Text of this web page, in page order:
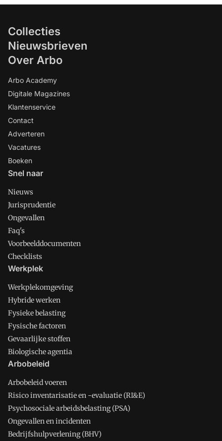
Collecties
Nieuwsbrieven
Over Arbo
Arbo Academy
Digitale Magazines
Klantenservice
Contact
Adverteren
Vacatures
Boeken
Snel naar
Nieuws
Jurisprudentie
Ongevallen
Faq's
Voorbeelddocumenten
Checklists
Werkplek
Werkplekomgeving
Hybride werken
Fysieke belasting
Fysische factoren
Gevaarlijke stoffen
Biologische agentia
Arbobeleid
Arbobeleid voeren
Risico inventarisatie en -evaluatie (RI&E)
Psychosociale arbeidsbelasting (PSA)
Ongevallen en incidenten
Bedrijfshulpverlening (BHV)